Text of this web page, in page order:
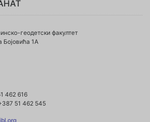
геодетски факултет
Бојовића 1A
462 616
51 462 545